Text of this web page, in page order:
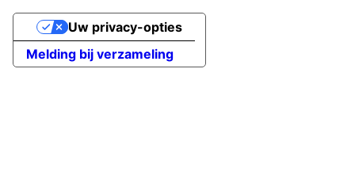
Melding bij verzameling
Uw privacy-opties